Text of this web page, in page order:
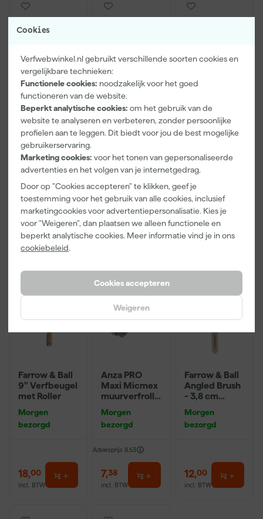
Cookies
Verfwebwinkel.nl gebruikt verschillende soorten cookies en
vergelijkbare technieken:
Functionele cookies: noodzakelijk voor het goed
functioneren van de website.
Beperkt analytische cookies: om het gebruik van de
website te analyseren en verbeteren, zonder persoonlijke
profielen aan te leggen. Dit biedt voor jou de best mogelijke
gebruikerservaring.
Marketing cookies: voor het tonen van gepersonaliseerde
advertenties en het volgen van je internetgedrag.
Door op "Cookies accepteren" te klikken, geef je
toestemming voor het gebruik van alle cookies, inclusief
marketingcookies voor advertentiepersonalisatie. Kies je
voor "Weigeren", dan plaatsen we alleen functionele en
beperkt analytische cookies. Meer informatie vind je in ons
cookiebeleid.
Cookies accepteren
Weigeren
Farrow & Ball
F&B
Kleurenwaaie
r
Morgen
bezorgd
22,00
incl. BTW
Go!Paint Roll
And Go
Verfemmer -
8L + 5
Inzetemmers
en deksel
Morgen
bezorgd
10,99
incl. BTW
Klingspor
Schuurblok
100X70X25m
P220
Morgen
bezorgd
1,39
incl. BTW
Farrow & Ball
9" Verfbeugel
met Roller
Morgen
bezorgd
18,00
incl. BTW
Anza PRO
Maxi Micmex
muurverfrolle
Morgen
bezorgd
Adviesprijs 8,53
7,38
incl. BTW
Farrow & Ball
Angled Brush
- 3,8 cm
Morgen
bezorgd
12,00
incl. BTW